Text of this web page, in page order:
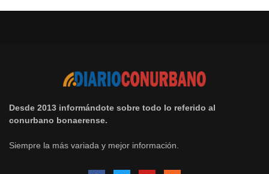
Desde 2013 informándote sobre todo lo referido al
conurbano bonaerense.
Siempre la más variada y mejor información.